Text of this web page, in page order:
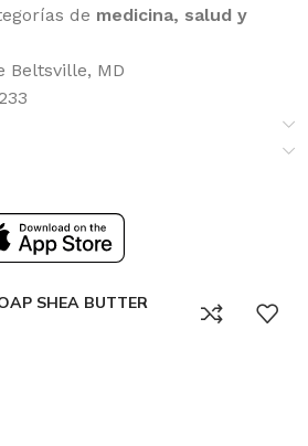
de medicina, salud y
Beltsville, MD
SHEA BUTTER